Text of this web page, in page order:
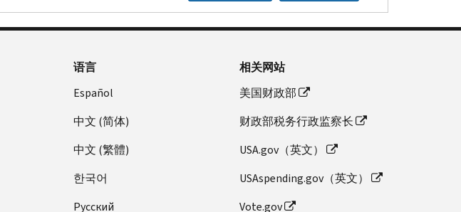
语言
Español
中文 (简体)
中文 (繁體)
한국어
Pусский
相关网站
美国财政部
财政部税务行政监察长
USA.gov（英文）
USAspending.gov（英文）
Vote.gov